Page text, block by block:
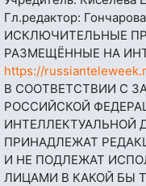
Гл.редактор:
ИСКЛЮЧИТЕЛЬНЫЕ
РАЗМЕЩЁННЫЕ НА
https://
В СООТВЕТСТВИИ С
РОССИЙСКОЙ
ИНТЕЛЛЕКТУАЛЬНОЙ
ПРИНАДЛЕЖАТ
И НЕ ПОДЛЕЖАТ
ЛИЦАМИ В КАКОЙ БЫ